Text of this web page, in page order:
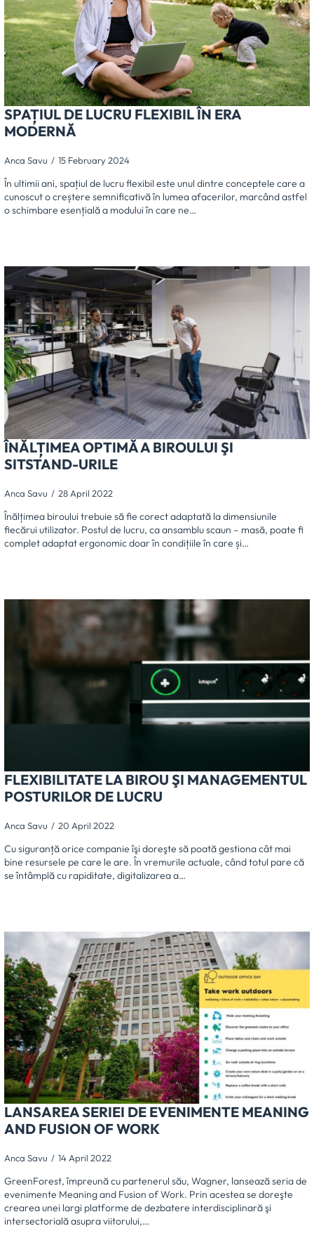
SPAȚIUL DE LUCRU FLEXIBIL ÎN ERA
MODERNĂ
Anca Savu 15 February 2024
În ultimii ani, spațiul de lucru flexibil este unul dintre conceptele care a
cunoscut o creștere semnificativă în lumea afacerilor, marcând astfel
o schimbare esențială a modului în care ne…
ÎNĂLȚIMEA OPTIMĂ A BIROULUI ŞI
SITSTAND-URILE
Anca Savu 28 April 2022
Înălțimea biroului trebuie să fie corect adaptată la dimensiunile
fiecărui utilizator. Postul de lucru, ca ansamblu scaun – masă, poate fi
complet adaptat ergonomic doar în condițiile în care și…
FLEXIBILITATE LA BIROU ŞI MANAGEMENTUL
POSTURILOR DE LUCRU
Anca Savu 20 April 2022
Cu siguranță orice companie îşi doreşte să poată gestiona cât mai
bine resursele pe care le are. În vremurile actuale, când totul pare că
se întâmplă cu rapiditate, digitalizarea a…
LANSAREA SERIEI DE EVENIMENTE MEANING
AND FUSION OF WORK
Anca Savu 14 April 2022
GreenForest, împreună cu partenerul său, Wagner, lansează seria de
evenimente Meaning and Fusion of Work. Prin acestea se doreşte
crearea unei largi platforme de dezbatere interdisciplinară şi
intersectorială asupra viitorului,…